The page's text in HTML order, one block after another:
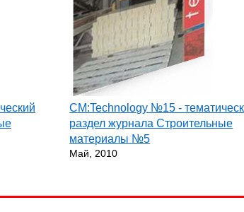
СМ:Technology №15 -
раздел журнала Строительные
материалы №5
Май, 2010